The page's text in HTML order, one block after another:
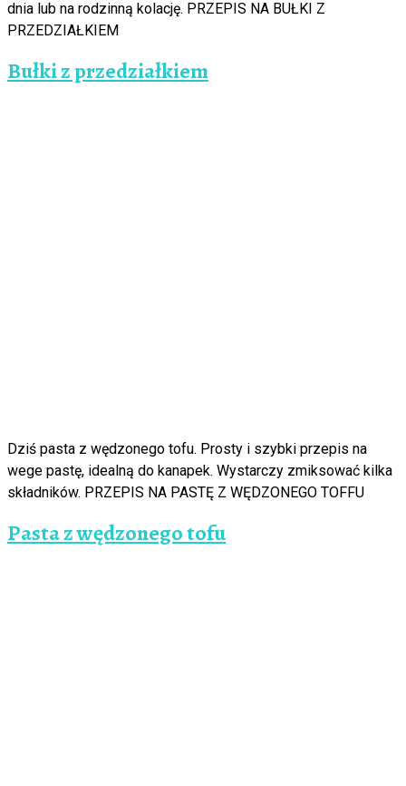
dnia lub na rodzinną kolację. PRZEPIS NA BUŁKI Z
PRZEDZIAŁKIEM
Bułki z przedziałkiem
Dziś pasta z wędzonego tofu. Prosty i szybki przepis na
wege pastę, idealną do kanapek. Wystarczy zmiksować kilka
składników. PRZEPIS NA PASTĘ Z WĘDZONEGO TOFFU
Pasta z wędzonego tofu